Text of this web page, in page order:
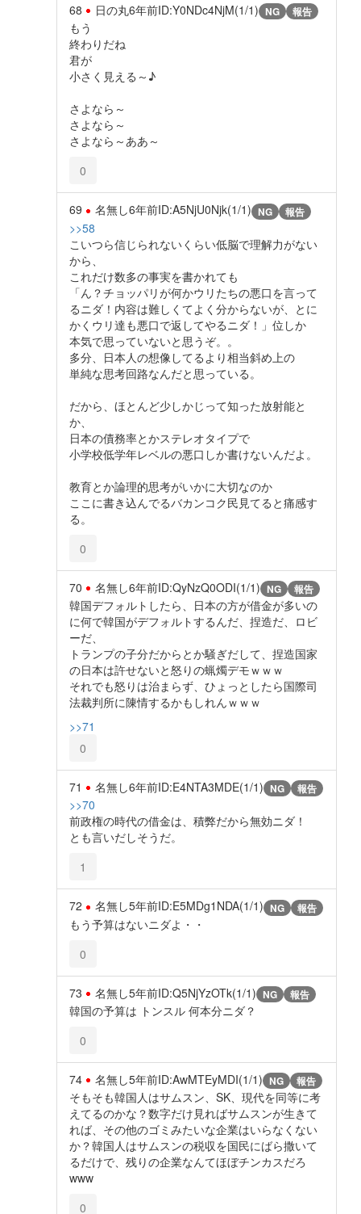
68 日の丸6年前ID:Y0NDc4NjM(1/1) NG 報告
もう
終わりだね
君が
小さく見える～♪
さよなら～
さよなら～
さよなら～ああ～
0
69 名無し6年前ID:A5NjU0Njk(1/1) NG 報告
>>58
こいつら信じられないくらい低脳で理解力がない
から、
これだけ数多の事実を書かれても
「ん？チョッパリが何かウリたちの悪口を言って
るニダ！内容は難しくてよく分からないが、とに
かくウリ達も悪口で返してやるニダ！」位しか
本気で思っていないと思うぞ。。
多分、日本人の想像してるより相当斜め上の
単純な思考回路なんだと思っている。
だから、ほとんど少しかじって知った放射能と
か、
日本の債務率とかステレオタイプで
小学校低学年レベルの悪口しか書けないんだよ。
教育とか論理的思考がいかに大切なのか
ここに書き込んでるバカンコク民見てると痛感す
る。
0
70 名無し6年前ID:QyNzQ0ODI(1/1) NG 報告
韓国デフォルトしたら、日本の方が借金が多いの
に何で韓国がデフォルトするんだ、捏造だ、ロビ
ーだ、
トランプの子分だからとか騒ぎだして、捏造国家
の日本は許せないと怒りの蝋燭デモｗｗｗ
それでも怒りは治まらず、ひょっとしたら国際司
法裁判所に陳情するかもしれんｗｗｗ
>>71
0
71 名無し6年前ID:E4NTA3MDE(1/1) NG 報告
>>70
前政権の時代の借金は、積弊だから無効ニダ！
とも言いだしそうだ。
1
72 名無し5年前ID:E5MDg1NDA(1/1) NG 報告
もう予算はないニダよ・・
0
73 名無し5年前ID:Q5NjYzOTk(1/1) NG 報告
韓国の予算は トンスル 何本分ニダ？
0
74 名無し5年前ID:AwMTEyMDI(1/1) NG 報告
そもそも韓国人はサムスン、SK、現代を同等に考
えてるのかな？数字だけ見ればサムスンが生きて
れば、その他のゴミみたいな企業はいらなくない
か？韓国人はサムスンの税収を国民にばら撒いて
るだけで、残りの企業なんてほぼチンカスだろ
www
0